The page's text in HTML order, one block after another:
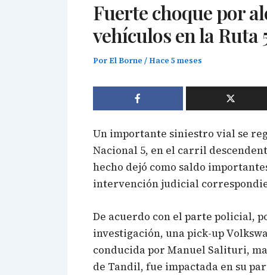
Fuerte choque por
vehículos en la Ruta
PorEl Borne /Hace 5 meses
Un importante siniestro vial se
Nacional 5, en el carril
hecho dejó como saldo
intervención judicial
De acuerdo con el parte policial,
investigación, una pick-up
conducida por Manuel Salituri,
de Tandil, fue impactada en su